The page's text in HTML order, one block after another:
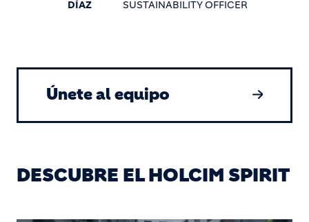
DÍAZ SUSTAINABILITY OFFICER
Únete al equipo
DESCUBRE EL HOLCIM SPIRIT